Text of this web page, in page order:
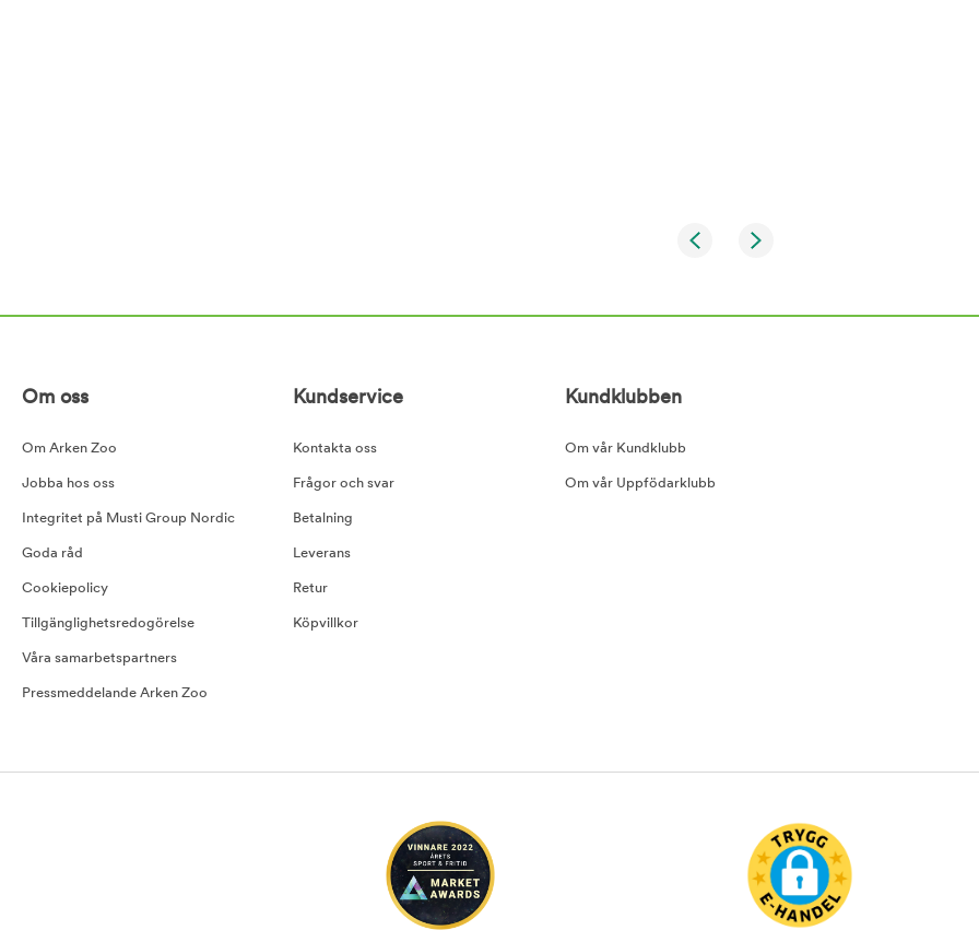
Om oss
Om Arken Zoo
Jobba hos oss
Integritet på Musti Group Nordic
Goda råd
Cookiepolicy
Tillgänglighetsredogörelse
Våra samarbetspartners
Pressmeddelande Arken Zoo
Kundservice
Kontakta oss
Frågor och svar
Betalning
Leverans
Retur
Köpvillkor
Kundklubben
Om vår Kundklubb
Om vår Uppfödarklubb